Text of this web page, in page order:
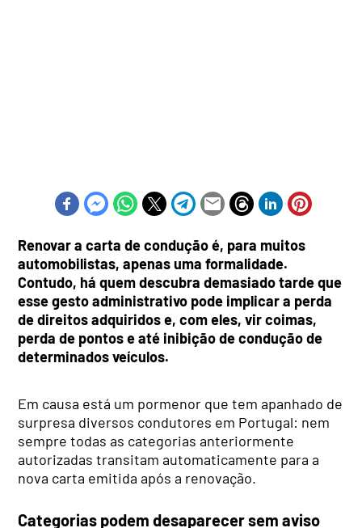
Renovar a carta de condução é, para muitos
automobilistas, apenas uma formalidade.
Contudo, há quem descubra demasiado tarde que
esse gesto administrativo pode implicar a perda
de direitos adquiridos e, com eles, vir coimas,
perda de pontos e até inibição de condução de
determinados veículos.
Em causa está um pormenor que tem apanhado de
surpresa diversos condutores em Portugal: nem
sempre todas as categorias anteriormente
autorizadas transitam automaticamente para a
nova carta emitida após a renovação.
Categorias podem desaparecer sem aviso